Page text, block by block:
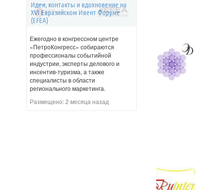
Идеи, контакты и вдохновение на
XVI Евразийском Ивент Форуме
(EFEA)
Ежегодно в конгрессном центре
«ПетроКонгресс» собираются
профессионалы событийной
индустрии, эксперты делового и
инсентив-туризма, а также
специалисты в области
регионального маркетинга.
Размещено:2 месяца назад